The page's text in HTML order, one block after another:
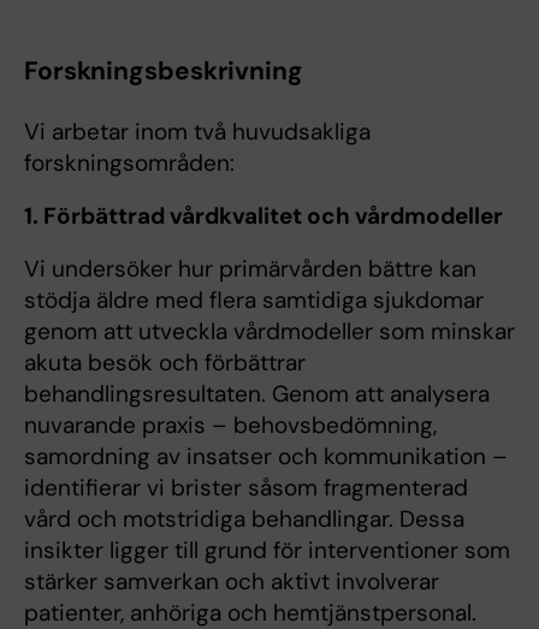
Forskningsbeskrivning
Vi arbetar inom två huvudsakliga
forskningsområden:
1. Förbättrad vårdkvalitet och vårdmodeller
Vi undersöker hur primärvården bättre kan
stödja äldre med flera samtidiga sjukdomar
genom att utveckla vårdmodeller som minskar
akuta besök och förbättrar
behandlingsresultaten. Genom att analysera
nuvarande praxis – behovsbedömning,
samordning av insatser och kommunikation –
identifierar vi brister såsom fragmenterad
vård och motstridiga behandlingar. Dessa
insikter ligger till grund för interventioner som
stärker samverkan och aktivt involverar
patienter, anhöriga och hemtjänstpersonal.